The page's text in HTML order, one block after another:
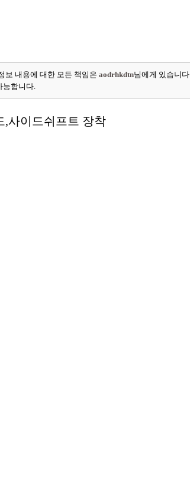
보 내용에 대한 모든 책임은 aodrhkdtn님에게 있습니다.
합니다.
,사이드쉬프트 장착